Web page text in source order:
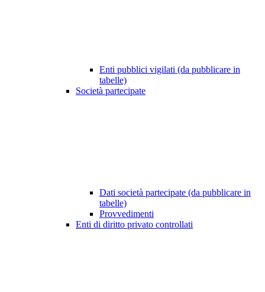
Enti pubblici vigilati (da pubblicare in
tabelle)
Società partecipate
Dati società partecipate (da pubblicare in
tabelle)
Provvedimenti
Enti di diritto privato controllati